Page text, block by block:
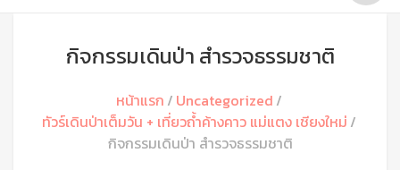
กิจกรรมเดินป่า สำรวจธรรมชาติ
หน้าแรก
Uncategorized
ทัวร์เดินป่าเต็มวัน + เที่ยวถ้ำค้างคาว แม่แตง เชียงใหม่
กิจกรรมเดินป่า สำรวจธรรมชาติ